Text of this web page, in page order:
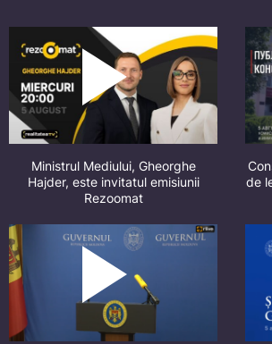
Ministrul Mediului, Gheorghe
Hajder, este invitatul emisiunii
Rezoomat
de